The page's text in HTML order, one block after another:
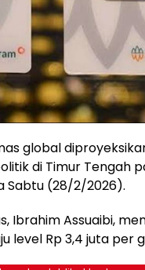
global
di Timur Tengah
Sabtu (28/2/2026).
Ibrahim Assuaibi,
level Rp 3,4 juta per